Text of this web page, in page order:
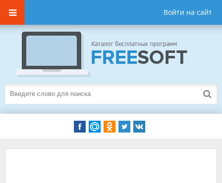
Войти на сайт